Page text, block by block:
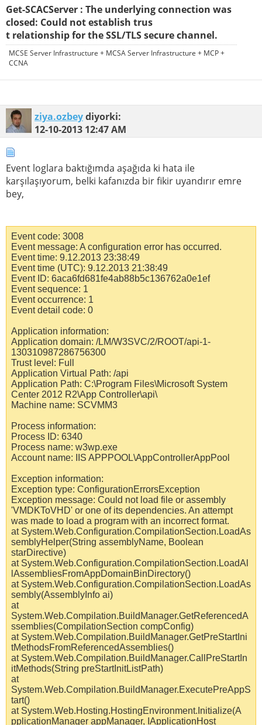
Get-SCACServer : The underlying connection was
closed: Could not establish trus
t relationship for the SSL/TLS secure channel.
MCSE Server Infrastructure + MCSA Server Infrastructure + MCP +
CCNA
ziya.ozbeydiyorki:
12-10-2013 12:47 AM
Event loglara baktığımda aşağıda ki hata ile
karşılaşıyorum, belki kafanızda bir fikir uyandırır emre
bey,
Event code: 3008
Event message: A configuration error has occurred.
Event time: 9.12.2013 23:38:49
Event time (UTC): 9.12.2013 21:38:49
Event ID: 6aca6fd681fe4ab88b5c136762a0e1ef
Event sequence: 1
Event occurrence: 1
Event detail code: 0
Application information:
Application domain: /LM/W3SVC/2/ROOT/api-1-
130310987286756300
Trust level: Full
Application Virtual Path: /api
Application Path: C:\Program Files\Microsoft System
Center 2012 R2\App Controller\api\
Machine name: SCVMM3
Process information:
Process ID: 6340
Process name: w3wp.exe
Account name: IIS APPPOOL\AppControllerAppPool
Exception information:
Exception type: ConfigurationErrorsException
Exception message: Could not load file or assembly
'VMDKToVHD' or one of its dependencies. An attempt
was made to load a program with an incorrect format.
at System.Web.Configuration.CompilationSection.LoadAs
semblyHelper(String assemblyName, Boolean
starDirective)
at System.Web.Configuration.CompilationSection.LoadAl
lAssembliesFromAppDomainBinDirectory()
at System.Web.Configuration.CompilationSection.LoadAs
sembly(AssemblyInfo ai)
at
System.Web.Compilation.BuildManager.GetReferencedA
ssemblies(CompilationSection compConfig)
at System.Web.Compilation.BuildManager.GetPreStartIni
tMethodsFromReferencedAssemblies()
at System.Web.Compilation.BuildManager.CallPreStartIn
itMethods(String preStartInitListPath)
at
System.Web.Compilation.BuildManager.ExecutePreAppS
tart()
at System.Web.Hosting.HostingEnvironment.Initialize(A
pplicationManager appManager, IApplicationHost